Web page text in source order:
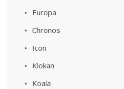
Europa
Chronos
Icon
Klokan
Koala